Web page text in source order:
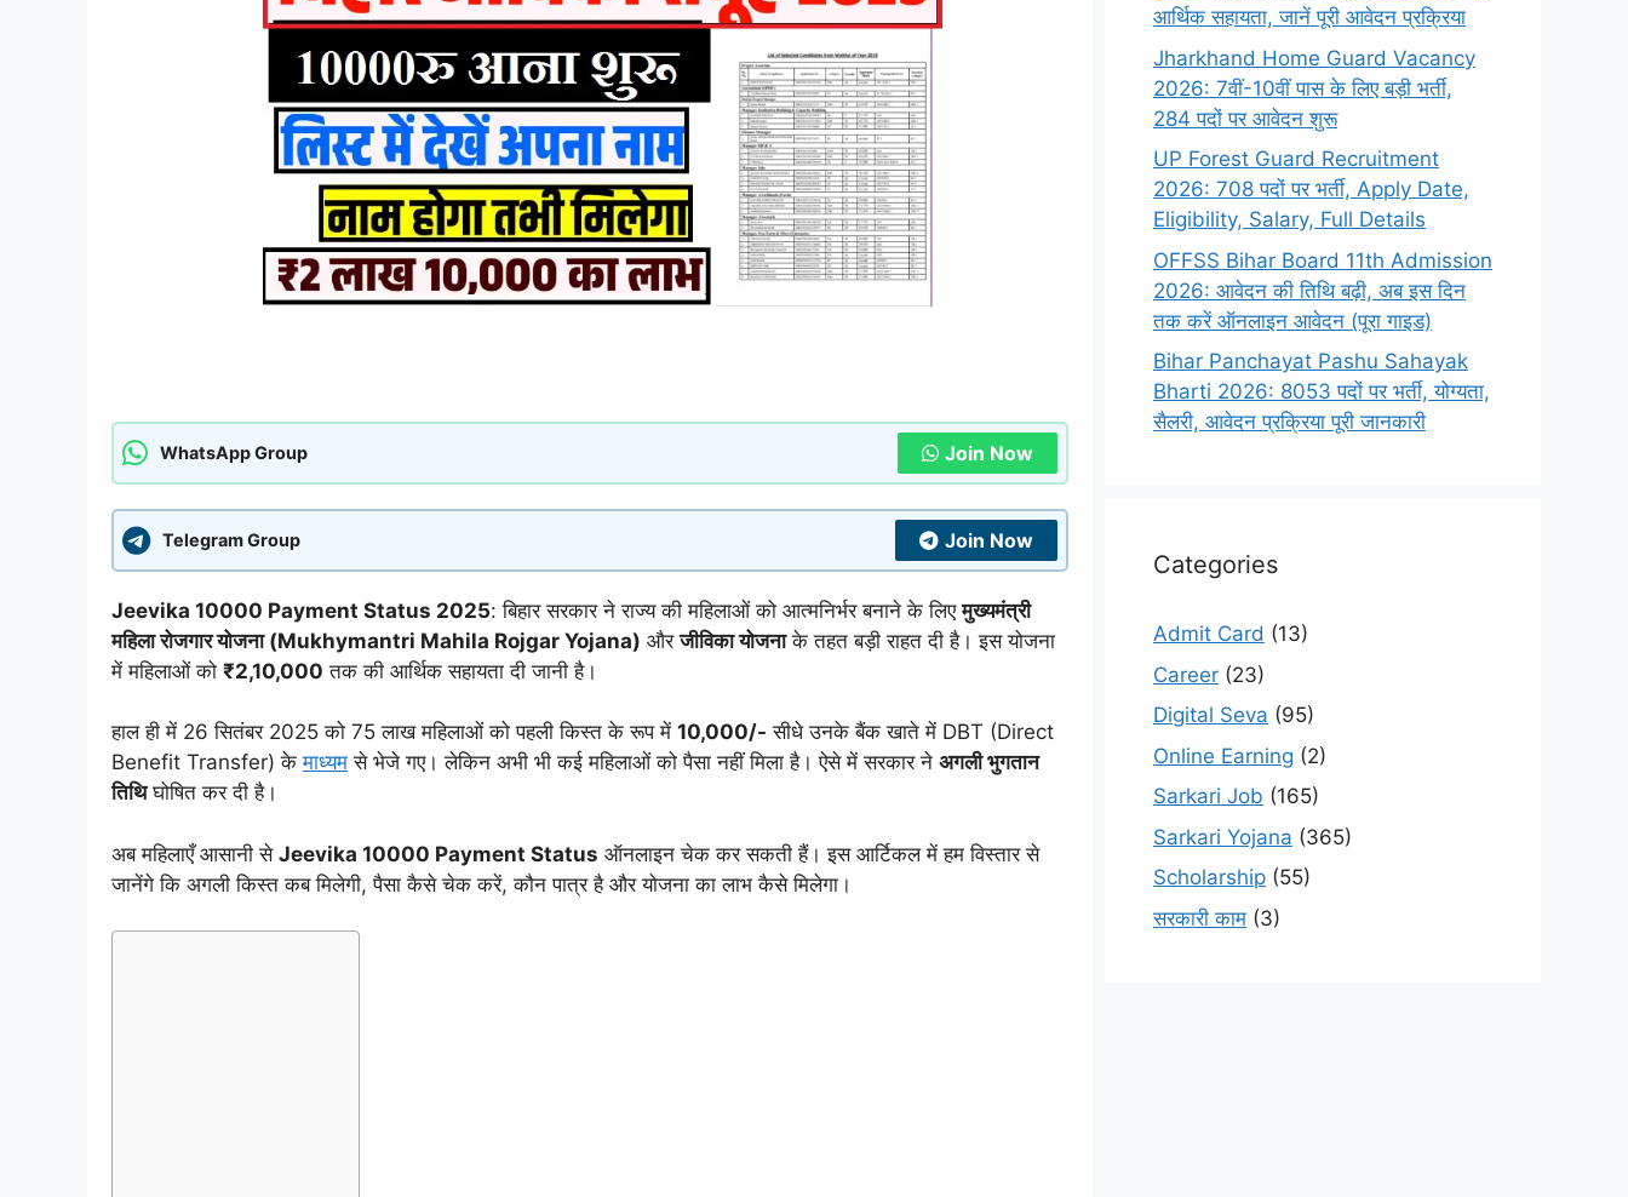
WhatsApp Group Join Now
Telegram Group Join Now
Jeevika 10000 Payment Status 2025: बिहार सरकार ने राज्य की महिलाओं को आत्मनिर्भर बनाने के लिएमुख्यमंत्री
महिला रोजगार योजना (Mukhymantri Mahila Rojgar Yojana) औरजीविका योजनाके तहत बड़ी राहत दी है। इस योजना
में महिलाओं को ₹2,10,000 तक की आर्थिक सहायता दी जानी है।
हाल ही में 26 सितंबर 2025 को 75 लाख महिलाओं को पहली किस्त के रूप में 10,000/- सीधे उनके बैंक खाते में DBT (Direct
Benefit Transfer) केमाध्यम से भेजे गए। लेकिन अभी भी कई महिलाओं को पैसा नहीं मिला है। ऐसे में सरकार ने अगली भुगतान
तिथिघोषित कर दी है।
अब महिलाएँ आसानी से Jeevika 10000 Payment Status ऑनलाइन चेक कर सकती हैं। इस आर्टिकल में हम विस्तार से
जानेंगे कि अगली किस्त कब मिलेगी, पैसा कैसे चेक करें, कौन पात्र है और योजना का लाभ कैसे मिलेगा।
आर्थिक सहायता, जानें पूरी आवेदन प्रक्रिया
Jharkhand Home Guard Vacancy
2026: 7वीं-10वीं पास के लिए बड़ी भर्ती,
284 पदों पर आवेदन शुरू
UP Forest Guard Recruitment
2026: 708 पदों पर भर्ती, Apply Date,
Eligibility, Salary, Full Details
OFFSS Bihar Board 11th Admission
2026: आवेदन की तिथि बढ़ी, अब इस दिन
तक करें ऑनलाइन आवेदन (पूरा गाइड)
Bihar Panchayat Pashu Sahayak
Bharti 2026: 8053 पदों पर भर्ती, योग्यता,
सैलरी, आवेदन प्रक्रिया पूरी जानकारी
Categories
Admit Card (13)
Career (23)
Digital Seva (95)
Online Earning (2)
Sarkari Job (165)
Sarkari Yojana (365)
Scholarship (55)
सरकारी काम (3)